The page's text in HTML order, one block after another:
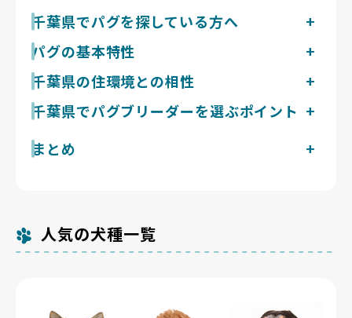
千葉県でパグを探している方へ
鼻が短く呼吸で熱を逃がしにくいパグにとって、湿度が
高く30℃近い日が続く千葉県の夏は最も注意を要し、
終日の冷房管理が前提となる組み合わせです。
パグの基本特性
体重6〜8kgのずんぐりした短頭種。運動量は控えめで1
日合計30〜40分の散歩が目安ですが、肥満防止のため
毎日の散歩は欠かせず、夏場の熱中症対策は命に関わる
重要事項です。短毛ながらダブルコートで抜け毛は多
く、日常的なブラッシングが要ります。性格はおっとり
型で吠えにくい部類。甲高い連続吠えは出にくく、ブヒ
千葉県の住環境との相性
千葉県は冬が温暖で降雪もまれなため、寒暖差に弱いパ
グにとって冬は過ごしやすい地域です。運動量は多くな
いので千葉市の青葉の森公園のような身近な散歩で足り
ますが、最大の課題は夏で、千葉県は湿度が高く30℃
ゆえ路面の照り返し対策も欠かせません。
千葉県でパグブリーダーを選ぶポイント
パグは短頭種気道症候群が代表的な遺伝的健康課題で、
頭蓋と軟部組織の構造に起因します。千葉県の犬猫等販
個体を作出しない繁殖方針かを確認しましょう。
現在千葉県で掲載中のパグのブリーダーは1件です。
Breeder Familiesでは「6つの絶対基準」と「12の総
まとめ
人気の犬種一覧